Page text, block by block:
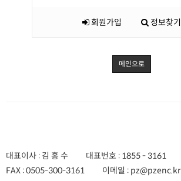
회원가입 정보찾기
메인으로
대표이사 : 김 홍 수 대표번호 : 1855 - 3161
FAX :0505-300-3161 이메일 : pz@pzenc.kr